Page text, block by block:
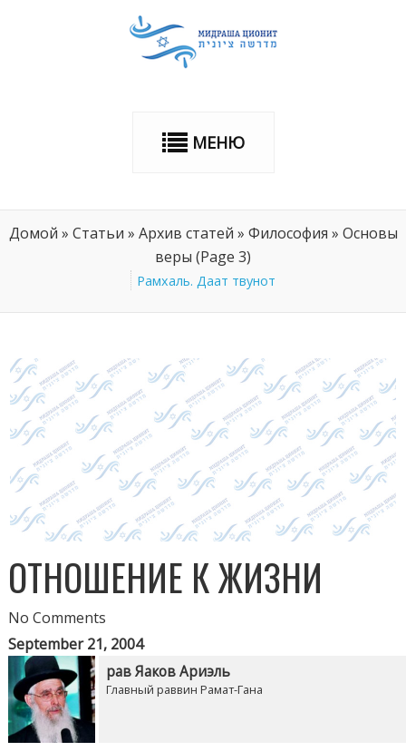
МЕНЮ
Домой » Статьи » Архив статей » Философия » Основы
веры (Page 3)
Рамхаль. Даат твунот
ОТНОШЕНИЕ К ЖИЗНИ
No Comments
September 21, 2004
рав Яаков Ариэль
Главный раввин Рамат-Гана